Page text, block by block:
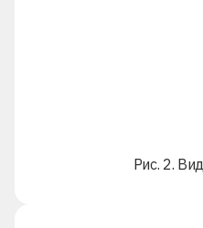
Рис. 2.